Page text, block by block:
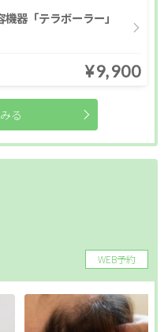
器「テラボーラー」
¥9,900
る
WEB予約